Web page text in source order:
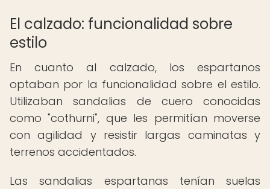
El calzado: funcionalidad sobre
estilo
En cuanto al calzado, los espartanos
optaban por la funcionalidad sobre el estilo.
Utilizaban sandalias de cuero conocidas
como "cothurni", que les permitían moverse
con agilidad y resistir largas caminatas y
terrenos accidentados.
Las sandalias espartanas tenían suelas